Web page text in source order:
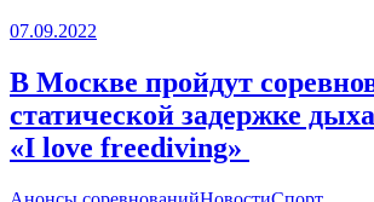
07.09.2022
В Москве пройдут
статической задержке
«I love freediving»